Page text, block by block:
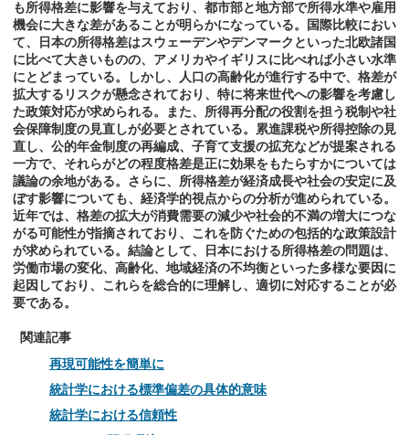
も所得格差に影響を与えており、都市部と地方部で所得水準や雇用
機会に大きな差があることが明らかになっている。国際比較におい
て、日本の所得格差はスウェーデンやデンマークといった北欧諸国
に比べて大きいものの、アメリカやイギリスに比べれば小さい水準
にとどまっている。しかし、人口の高齢化が進行する中で、格差が
拡大するリスクが懸念されており、特に将来世代への影響を考慮し
た政策対応が求められる。また、所得再分配の役割を担う税制や社
会保障制度の見直しが必要とされている。累進課税や所得控除の見
直し、公的年金制度の再編成、子育て支援の拡充などが提案される
一方で、それらがどの程度格差是正に効果をもたらすかについては
議論の余地がある。さらに、所得格差が経済成長や社会の安定に及
ぼす影響についても、経済学的視点からの分析が進められている。
近年では、格差の拡大が消費需要の減少や社会的不満の増大につな
がる可能性が指摘されており、これを防ぐための包括的な政策設計
が求められている。結論として、日本における所得格差の問題は、
労働市場の変化、高齢化、地域経済の不均衡といった多様な要因に
起因しており、これらを総合的に理解し、適切に対応することが必
要である。
関連記事
再現可能性を簡単に
統計学における標準偏差の具体的意味
統計学における信頼性